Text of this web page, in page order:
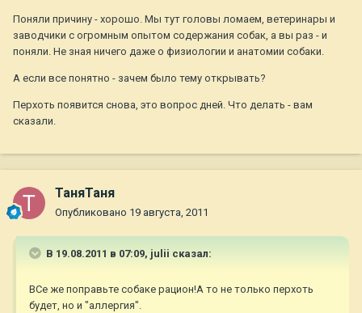
Поняли причину - хорошо. Мы тут головы ломаем, ветеринары и
заводчики с огромным опытом содержания собак, а вы раз - и
поняли. Не зная ничего даже о физиологии и анатомии собаки.
А если все понятно - зачем было тему открывать?
Перхоть появится снова, это вопрос дней. Что делать - вам
сказали.
ТаняТаня
Опубликовано 19 августа, 2011
В 19.08.2011 в 07:09, julii сказал:
ВСе же поправьте собаке рацион!А то не только перхоть
будет, но и "аллергия".